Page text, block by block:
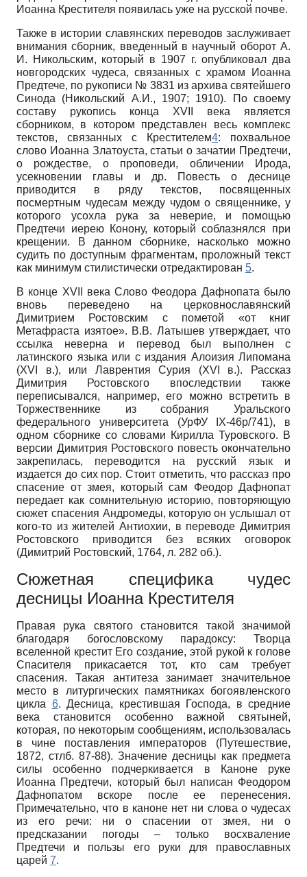
Иоанна Крестителя появилась уже на русской почве.
Также в истории славянских переводов заслуживает
внимания сборник, введенный в научный оборот А.
И. Никольским, который в 1907 г. опубликовал два
новгородских чудеса, связанных с храмом Иоанна
Предтече, по рукописи № 3831 из архива святейшего
Синода (Никольский А.И., 1907; 1910). По своему
составу рукопись конца XVII века является
сборником, в котором представлен весь комплекс
текстов, связанных с Крестителем4: похвальное
слово Иоанна Златоуста, статьи о зачатии Предтечи,
о рождестве, о проповеди, обличении Ирода,
усекновении главы и др. Повесть о деснице
приводится в ряду текстов, посвященных
посмертным чудесам между чудом о священнике, у
которого усохла рука за неверие, и помощью
Предтечи иерею Конону, который соблазнялся при
крещении. В данном сборнике, насколько можно
судить по доступным фрагментам, проложный текст
как минимум стилистически отредактирован 5.
В конце XVII века Слово Феодора Дафнопата было
вновь переведено на церковнославянский
Димитрием Ростовским с пометой «от книг
Метафраста изятое». В.В. Латышев утверждает, что
ссылка неверна и перевод был выполнен с
латинского языка или с издания Алоизия Липомана
(XVI в.), или Лаврентия Сурия (XVI в.). Рассказ
Димитрия Ростовского впоследствии также
переписывался, например, его можно встретить в
Торжественнике из собрания Уральского
федерального университета (УрФУ IX-46р/741), в
одном сборнике со словами Кирилла Туровского. В
версии Димитрия Ростовского повесть окончательно
закрепилась, переводится на русский язык и
издается до сих пор. Стоит отметить, что рассказ про
спасение от змея, который сам Феодор Дафнопат
передает как сомнительную историю, повторяющую
сюжет спасения Андромеды, которую он услышал от
кого-то из жителей Антиохии, в переводе Димитрия
Ростовского приводится без всяких оговорок
(Димитрий Ростовский, 1764, л. 282 об.).
Сюжетная специфика чудес
десницы Иоанна Крестителя
Правая рука святого становится такой значимой
благодаря богословскому парадоксу: Творца
вселенной крестит Его создание, этой рукой к голове
Спасителя прикасается тот, кто сам требует
спасения. Такая антитеза занимает значительное
место в литургических памятниках богоявленского
цикла 6. Десница, крестившая Господа, в средние
века становится особенно важной святыней,
которая, по некоторым сообщениям, использовалась
в чине поставления императоров (Путешествие,
1872, стлб. 87-88). Значение десницы как предмета
силы особенно подчеркивается в Каноне руке
Иоанна Предтечи, который был написан Феодором
Дафнопатом вскоре после ее перенесения.
Примечательно, что в каноне нет ни слова о чудесах
из его речи: ни о спасении от змея, ни о
предсказании погоды – только восхваление
Предтечи и пользы его руки для православных
царей 7.